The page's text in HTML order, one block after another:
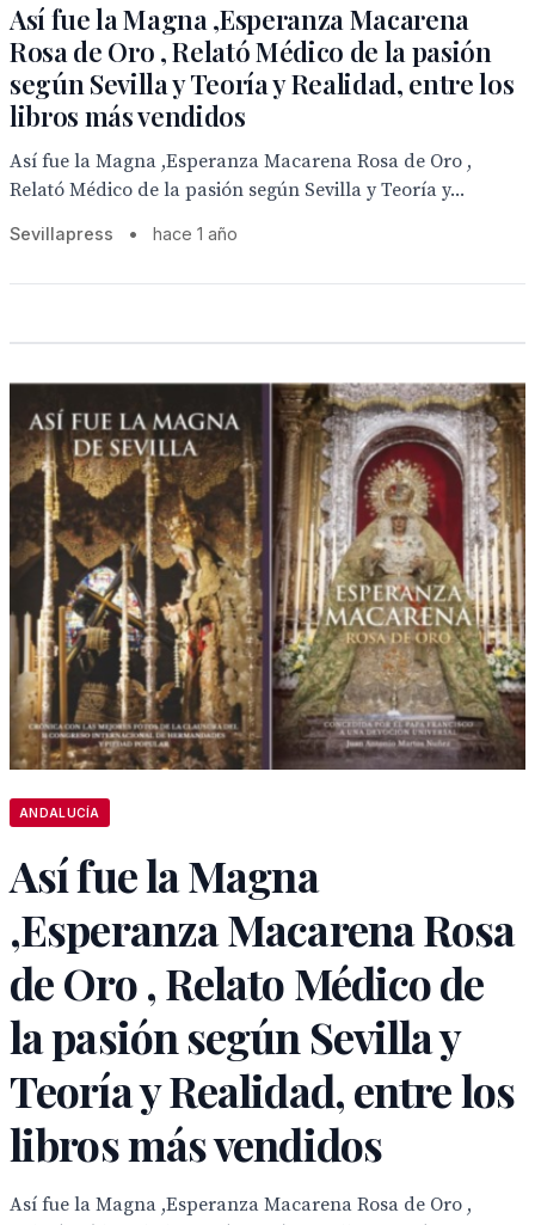
Así fue la Magna ,Esperanza Macarena
Rosa de Oro , Relató Médico de la pasión
según Sevilla y Teoría y Realidad, entre los
libros más vendidos
Así fue la Magna ,Esperanza Macarena Rosa de Oro ,
Relató Médico de la pasión según Sevilla y Teoría y...
Sevillapress • hace 1 año
ANDALUCÍA
Así fue la Magna
,Esperanza Macarena Rosa
de Oro , Relato Médico de
la pasión según Sevilla y
Teoría y Realidad, entre los
libros más vendidos
Así fue la Magna ,Esperanza Macarena Rosa de Oro ,